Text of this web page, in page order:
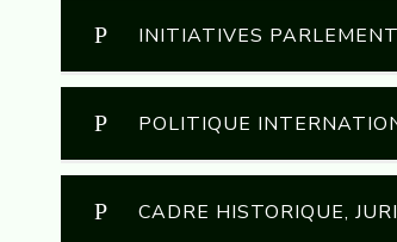
INITIATIVES
R1044 Genève adopte une
prisonniers politiques
GRAND CONSEIL de la
POLITIQUE
Les députés européens
CADRE HISTORIQUE,